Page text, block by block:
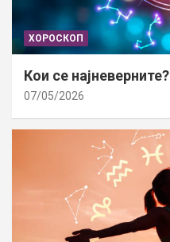
ХОРОСКОП
Кои се најневерните?
07/05/2026